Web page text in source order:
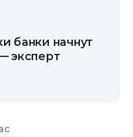
банки начнут
эксперт